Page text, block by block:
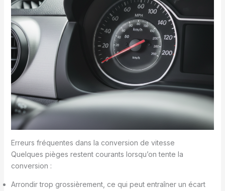
Erreurs fréquentes dans la conversion de vitesse
Quelques pièges restent courants lorsqu’on tente la
conversion :
Arrondir trop grossièrement, ce qui peut entraîner un écart